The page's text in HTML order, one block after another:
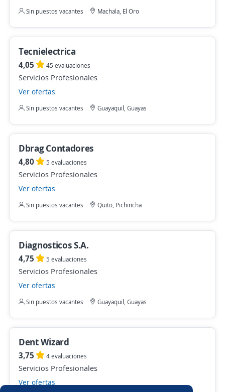
Sin puestos vacantes Machala, El Oro
Tecnielectrica
4,05 45 evaluaciones
Servicios Profesionales
Ver ofertas
Sin puestos vacantes Guayaquil, Guayas
Dbrag Contadores
4,80 5 evaluaciones
Servicios Profesionales
Ver ofertas
Sin puestos vacantes Quito, Pichincha
Diagnosticos S.A.
4,75 5 evaluaciones
Servicios Profesionales
Ver ofertas
Sin puestos vacantes Guayaquil, Guayas
Dent Wizard
3,75 4 evaluaciones
Servicios Profesionales
Ver ofertas